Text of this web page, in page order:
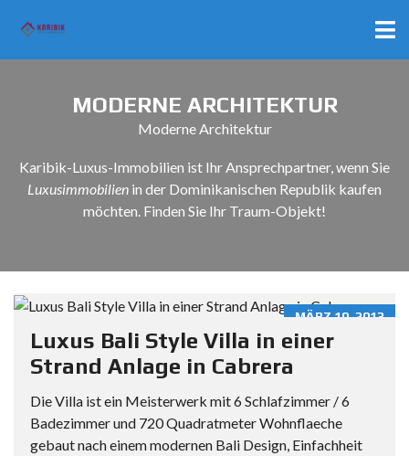
MODERNE ARCHITEKTUR
Moderne Architektur
Karibik-Luxus-Immobilien ist Ihr Ansprechpartner, wenn Sie
Luxusimmobilien in der Dominikanischen Republik kaufen
möchten. Finden Sie Ihr Traum-Objekt!
MÄRZ 10, 2013
Luxus Bali Style Villa in einer
Strand Anlage in Cabrera
Die Villa ist ein Meisterwerk mit 6 Schlafzimmer / 6
Badezimmer und 720 Quadratmeter Wohnflaeche
gebaut nach einem modernen Bali Design, Einfachheit